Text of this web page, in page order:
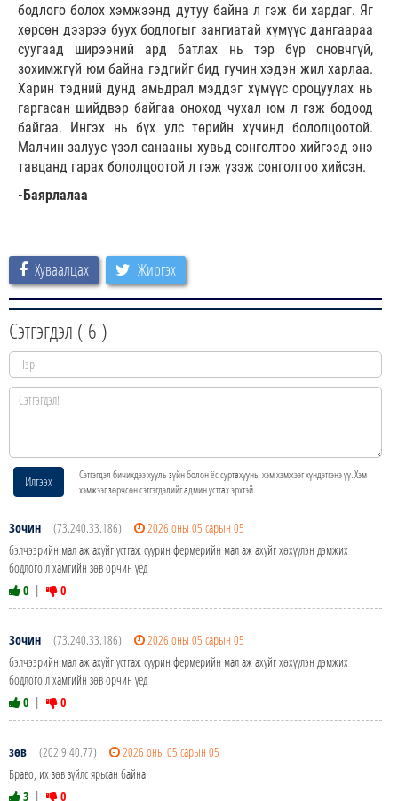
бодлого болох хэмжээнд дутуу байна л гэж би хардаг. Яг
хөрсөн дээрээ буух бодлогыг зангиатай хүмүүс дангаараа
суугаад ширээний ард батлах нь тэр бүр оновчгүй,
зохимжгүй юм байна гэдгийг бид гучин хэдэн жил харлаа.
Харин тэдний дунд амьдрал мэддэг хүмүүс ороцуулах нь
гаргасан шийдвэр байгаа оноход чухал юм л гэж бодоод
байгаа. Ингэх нь бүх улс төрийн хүчинд бололцоотой.
Малчин залуус үзэл санааны хувьд сонголтоо хийгээд энэ
тавцанд гарах бололцоотой л гэж үзэж сонголтоо хийсэн.
-Баярлалаа
Хуваалцах Жиргэх
Сэтгэгдэл ( 6 )
Илгээх
Сэтгэгдэл бичихдээ хууль зүйн болон ёс суртахууны хэм хэмжээг хүндэтгэнэ үү. Хэм
хэмжээг зөрчсөн сэтгэгдэлийг админ устгах эрхтэй.
Зочин (73.240.33.186)
2026 оны 05 сарын 05
бэлчээрийн мал аж ахуйг устгаж суурин фермерийн мал аж ахуйг хөхүүлэн дэмжих
бодлого л хамгийн зөв орчин үед
0 | 0
Зочин (73.240.33.186)
2026 оны 05 сарын 05
бэлчээрийн мал аж ахуйг устгаж суурин фермерийн мал аж ахуйг хөхүүлэн дэмжих
бодлого л хамгийн зөв орчин үед
0 | 0
зөв (202.9.40.77)
2026 оны 05 сарын 05
Браво, их зөв зүйлс ярьсан байна.
3 | 0